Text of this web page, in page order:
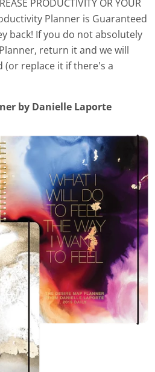
PRODUCTIVITY OR YOUR
Planner is Guaranteed
back! If you do not absolutely
return it and we will
(or replace it if there's a
by Danielle Laporte